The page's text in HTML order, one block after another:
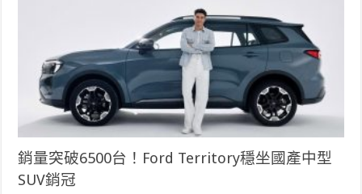
銷量突破6500台！Ford Territory穩坐國產中型
SUV銷冠